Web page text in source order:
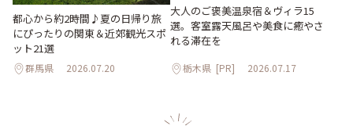
都心から約2時間♪夏の日帰り旅
にぴったりの関東＆近郊観光スポ
ット21選
群馬県 2026.07.20
大人のご褒美温泉宿＆ヴィラ15
選。客室露天風呂や美食に癒やさ
れる滞在を
栃木県 [PR] 2026.07.17